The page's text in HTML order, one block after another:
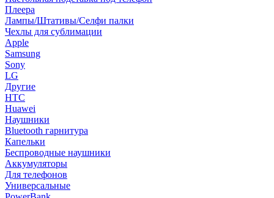
Плеера
Лампы/Штативы/Селфи палки
Чехлы для сублимации
Apple
Samsung
Sony
LG
Другие
HTC
Huawei
Наушники
Bluetooth гарнитура
Капельки
Беспроводные наушники
Аккумуляторы
Для телефонов
Универсальные